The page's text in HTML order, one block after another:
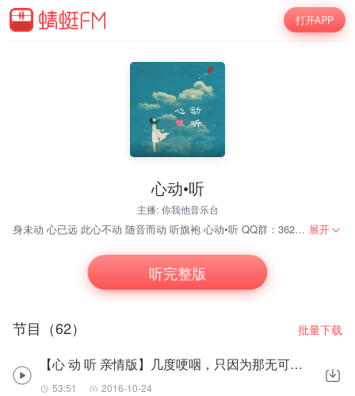
打开APP
心动•听
主播: 你我他音乐台
身未动 心已远 此心不动 随音而动 听旗袍 心动•听 QQ群：362656193 展开
听完整版
节目（62） 批量下载
【心 动 听 亲情版】几度哽咽，只因为那无可替代的爱
53:51 2016-10-24